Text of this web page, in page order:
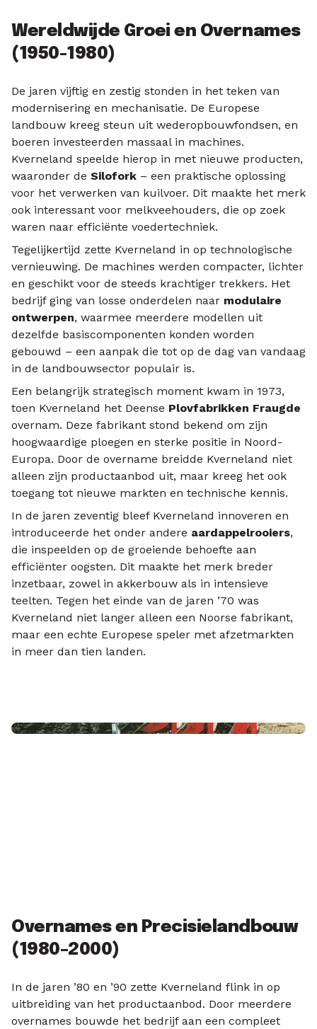
Wereldwijde Groei en Overnames
(1950-1980)
De jaren vijftig en zestig stonden in het teken van
modernisering en mechanisatie. De Europese
landbouw kreeg steun uit wederopbouwfondsen, en
boeren investeerden massaal in machines.
Kverneland speelde hierop in met nieuwe producten,
waaronder de Silofork – een praktische oplossing
voor het verwerken van kuilvoer. Dit maakte het merk
ook interessant voor melkveehouders, die op zoek
waren naar efficiënte voedertechniek.
Tegelijkertijd zette Kverneland in op technologische
vernieuwing. De machines werden compacter, lichter
en geschikt voor de steeds krachtiger trekkers. Het
bedrijf ging van losse onderdelen naar modulaire
ontwerpen, waarmee meerdere modellen uit
dezelfde basiscomponenten konden worden
gebouwd – een aanpak die tot op de dag van vandaag
in de landbouwsector populair is.
Een belangrijk strategisch moment kwam in 1973,
toen Kverneland het Deense Plovfabrikken Fraugde
overnam. Deze fabrikant stond bekend om zijn
hoogwaardige ploegen en sterke positie in Noord-
Europa. Door de overname breidde Kverneland niet
alleen zijn productaanbod uit, maar kreeg het ook
toegang tot nieuwe markten en technische kennis.
In de jaren zeventig bleef Kverneland innoveren en
introduceerde het onder andere aardappelrooiers,
die inspeelden op de groeiende behoefte aan
efficiënter oogsten. Dit maakte het merk breder
inzetbaar, zowel in akkerbouw als in intensieve
teelten. Tegen het einde van de jaren ’70 was
Kverneland niet langer alleen een Noorse fabrikant,
maar een echte Europese speler met afzetmarkten
in meer dan tien landen.
Overnames en Precisielandbouw
(1980–2000)
In de jaren ’80 en ’90 zette Kverneland flink in op
uitbreiding van het productaanbod. Door meerdere
overnames bouwde het bedrijf aan een compleet